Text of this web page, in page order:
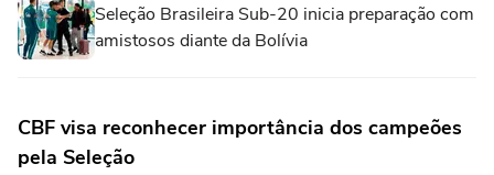
Seleção Brasileira Sub-20 inicia preparação com
amistosos diante da Bolívia
CBF visa reconhecer importância dos campeões
pela Seleção